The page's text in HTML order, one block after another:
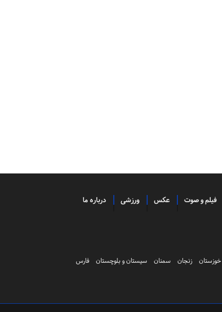
فیلم و صوت عکس ورزشی درباره ما
خوزستان زنجان سمنان سیستان و بلوچستان
فارس